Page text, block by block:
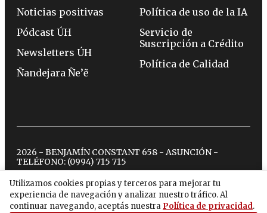
Utilizamos cookies propias y terceros para mejorar tu
experiencia de navegación y analizar nuestro tráfico. Al
continuar navegando, aceptás nuestra Política de privacidad.
Noticias positivas
Pódcast ÚH
Newsletters ÚH
Ñandejara Ñe’ẽ
Política de uso de la IA
Servicio de
Suscripción a Crédito
Política de Calidad
2026 - BENJAMÍN CONSTANT 658 - ASUNCIÓN -
TELÉFONO: (0994) 715 715
twitterinstagram
facebook
tiktokyoutubespotify